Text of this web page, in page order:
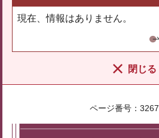
現在、情報はありません。
閉じる
ページ番号：3267